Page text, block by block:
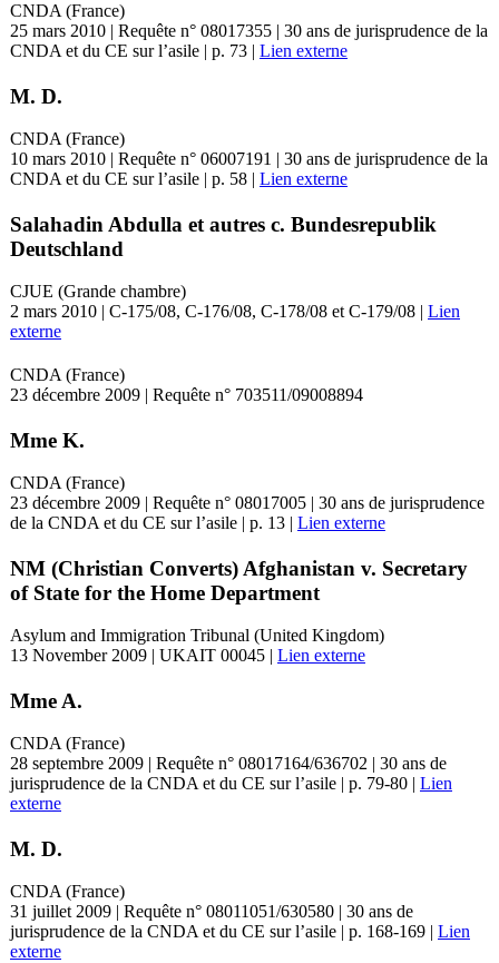
CNDA (France)
25 mars 2010 | Requête n° 08017355 | 30 ans de jurisprudence de la
CNDA et du CE sur l’asile | p. 73 | Lien externe
M. D.
CNDA (France)
10 mars 2010 | Requête n° 06007191 | 30 ans de jurisprudence de la
CNDA et du CE sur l’asile | p. 58 | Lien externe
Salahadin Abdulla et autres c. Bundesrepublik
Deutschland
CJUE (Grande chambre)
2 mars 2010 | C-175/08, C-176/08, C-178/08 et C-179/08 | Lien
externe
CNDA (France)
23 décembre 2009 | Requête n° 703511/09008894
Mme K.
CNDA (France)
23 décembre 2009 | Requête n° 08017005 | 30 ans de jurisprudence
de la CNDA et du CE sur l’asile | p. 13 | Lien externe
NM (Christian Converts) Afghanistan v. Secretary
of State for the Home Department
Asylum and Immigration Tribunal (United Kingdom)
13 November 2009 | UKAIT 00045 | Lien externe
Mme A.
CNDA (France)
28 septembre 2009 | Requête n° 08017164/636702 | 30 ans de
jurisprudence de la CNDA et du CE sur l’asile | p. 79-80 | Lien
externe
M. D.
CNDA (France)
31 juillet 2009 | Requête n° 08011051/630580 | 30 ans de
jurisprudence de la CNDA et du CE sur l’asile | p. 168-169 | Lien
externe